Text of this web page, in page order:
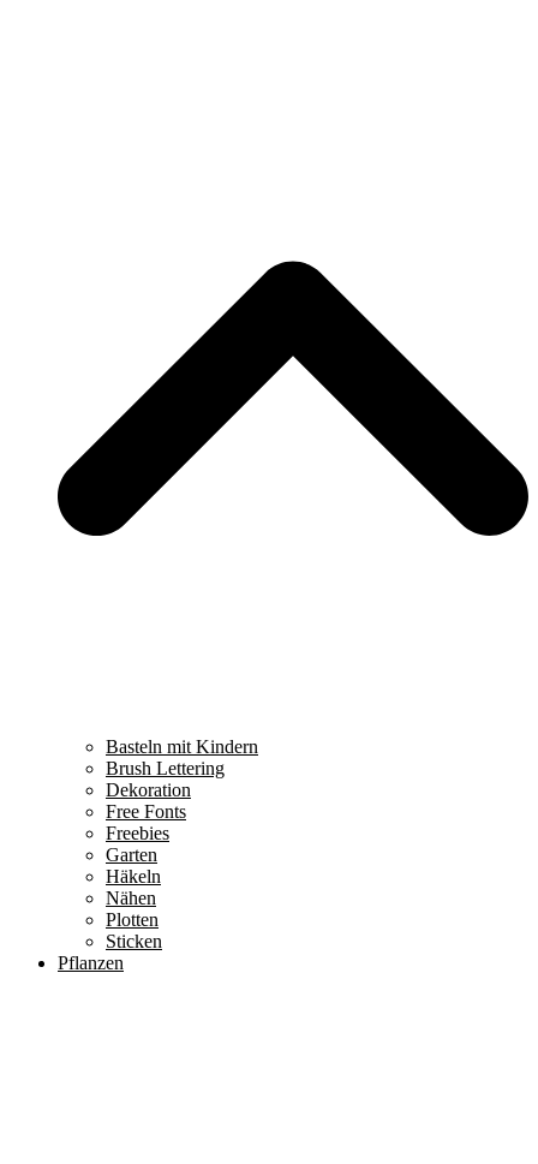
Basteln mit Kindern
Brush Lettering
Dekoration
Free Fonts
Freebies
Garten
Häkeln
Nähen
Plotten
Sticken
Pflanzen